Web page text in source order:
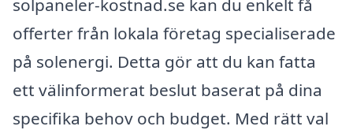
offerter från lokala företag specialiserade
på solenergi. Detta gör att du kan fatta
ett välinformerat beslut baserat på dina
specifika behov och budget. Med rätt val